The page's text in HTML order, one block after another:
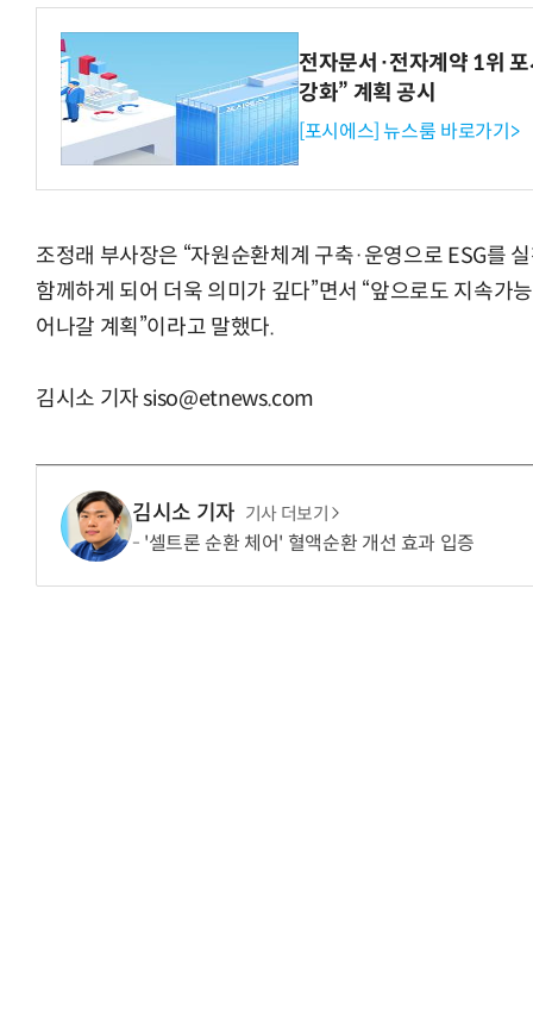
전자문서·전자계약 1위
강화” 계획 공시
[포시에스] 뉴스룸 바로가기>
조정래 부사장은 “자원순환체계 구축·운영으로 ESG를
함께하게 되어 더욱 의미가 깊다”면서 “앞으로도 지속가
어나갈 계획”이라고 말했다.
김시소 기자 siso@etnews.com
김시소 기자 기사 더보기
'셀트론 순환 체어' 혈액순환 개선 효과 입증